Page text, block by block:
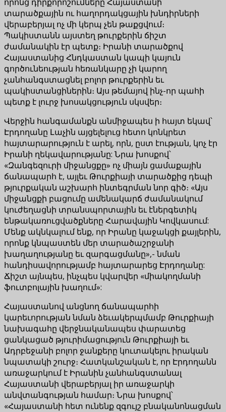
տարածքային ու հաղորդակցային խնդիրների
վերաբերյալ ոչ մի կերպ չեն թաքցվում։
Պակիստանն այստեղ թուրքերին ճիշտ
ժամանակին էր պետք։ Իրանի տարածքով
Հայաստանից Հնդկաստան կապի կայուն
գործունեության հեռանկարը չի կարող
չանհանգստացնել բոլոր թուրքերին եւ
պակիստանցիներին։ Այս թեմայով ինչ-որ պահի
պետք է լուրջ խոսակցություն սկսվեր։
Վերջին հանգամանքն անմիջապես ի հայտ եկավ՝
Էրդողանը Լաչին այցելելուց հետո կոնկրետ
հայտարարություն է արել, որն, ըստ էության, կոչ էր
Իրանի ղեկավարությանը: Նրա խոսքով՝
«Զանգեզուրի միջանցքը» ոչ միայն ցամաքային
ճանապարհ է, այլեւ Թուրքիայի տարածքից դեպի
թյուրքական աշխարհ ինտեգրման նոր գիծ։ «Այս
միջանցքի բացումը ամենակարճ ժամանակում
կուժեղացնի տրանսպորտային եւ էներգետիկ
ենթակառուցվածքները Հարավային Կովկասում:
Մենք ակնկալում ենք, որ Իրանը կաջակցի քայլերին,
որոնք կնպաստեն մեր տարածաշրջանի
խաղաղությանը եւ զարգացմանը»,- նման
հանդիսավորությամբ հայտարարեց Էրդողանը:
Ճիշտ այնպես, ինչպես կվարվեր «միակողմանի
ֆուտբոլային խաղում»:
Հայաստանով անցնող ճանապարհի
կարեւորության նման ձեւակերպմամբ Թուրքիայի
նախագահը վերջնականապես փարատեց
ցանկացած թյուրիմացություն Թուրքիայի եւ
Ադրբեջանի բոլոր ջանքերը կուտակելու իրական
նպատակի շուրջ։ Հատկանշական է, որ Էրդողանն
առաջարկում է Իրանին չանհանգստանալ
Հայաստանի վերաբերյալ իր առաջարկի
անվտանգության համար։ Նրա խոսքով՝
«Հայաստանի հետ ունենք զգույշ բնականոնացման